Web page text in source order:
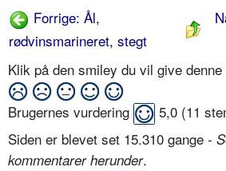
Forrige: Ål,
rødvinsmarineret, stegt
Klik på den smiley du vil give
Brugernes vurdering 5,0 (11
Siden er blevet set 15.310 gange -
kommentarer herunder.